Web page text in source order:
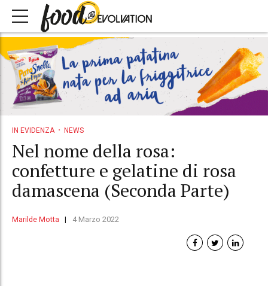
IN EVIDENZA NEWS
Nel nome della rosa:
confetture e gelatine di rosa
damascena (Seconda Parte)
Marilde Motta 4 Marzo 2022